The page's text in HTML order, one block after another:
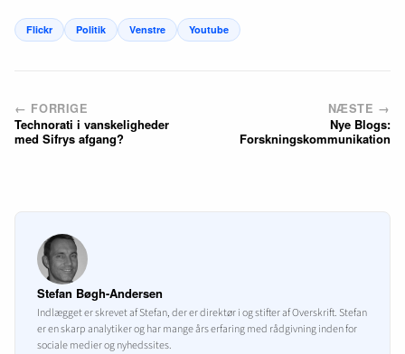
Flickr Politik Venstre Youtube
← FORRIGE
Technorati i vanskeligheder
med Sifrys afgang?
NÆSTE →
Nye Blogs:
Forskningskommunikation
Stefan Bøgh-Andersen
Indlægget er skrevet af Stefan, der er direktør i og stifter af Overskrift. Stefan
er en skarp analytiker og har mange års erfaring med rådgivning inden for
sociale medier og nyhedssites.